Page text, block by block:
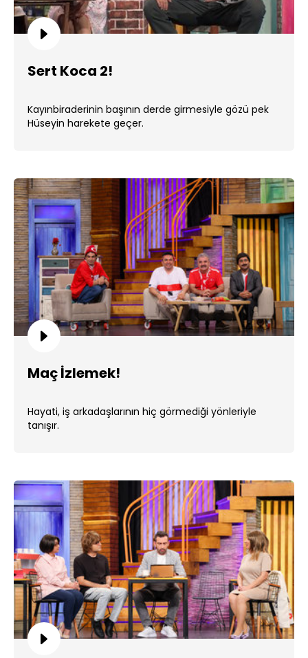
Sert Koca 2!
Kayınbiraderinin başının derde girmesiyle gözü pek
Hüseyin harekete geçer.
Maç İzlemek!
Hayati, iş arkadaşlarının hiç görmediği yönleriyle
tanışır.